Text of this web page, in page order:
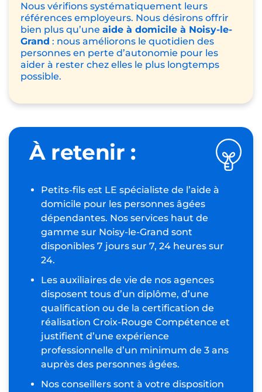
Nous vérifions systématiquement leurs
références employeurs. Nous désirons offrir
bien plus qu’une aide à domicile à Noisy-le-
Grand : nous améliorons le quotidien des
personnes en perte d’autonomie pour les
aider à rester chez elles le plus longtemps
possible.
À retenir :
Petits-fils est LE spécialiste de l’aide à
domicile pour les personnes âgées
dépendantes. Nos services haut de
gamme sur Noisy-le-Grand sont
disponibles 7 jours sur 7, 24 heures sur
24.
Les auxiliaires de vie de nos agences
disposent tous d’un diplôme, d’une
qualification ou de la certification de
réalisation Croix-Rouge Compétence et
justifient d’une expérience
professionnelle d’un minimum de 3 ans
auprès des personnes âgées.
Nos conseillers sont à votre disposition